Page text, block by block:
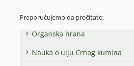
Preporučujemo da pročitate:
Organska hrana
Nauka o ulju Crnog kumina